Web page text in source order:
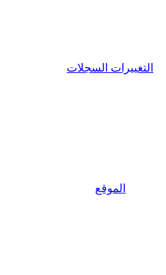
التغييرات السجلات
الموقع